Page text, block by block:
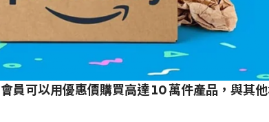
員可以用優惠價購買高達 10 萬件產品，與其